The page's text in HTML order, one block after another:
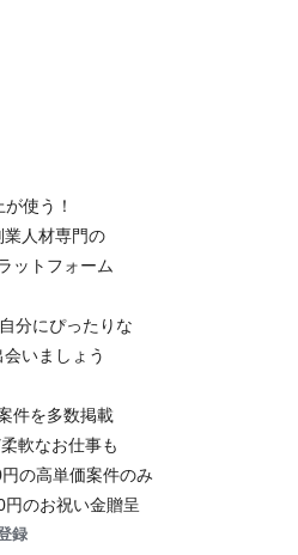
使う！
業人材専門の
ットフォーム
分にぴったりな
いましょう
件を多数掲載
軟なお仕事も
の高単価案件のみ
円のお祝い金贈呈
録